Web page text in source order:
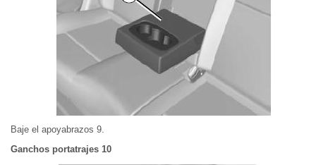
Baje el apoyabrazos 9.
Ganchos portatrajes 10